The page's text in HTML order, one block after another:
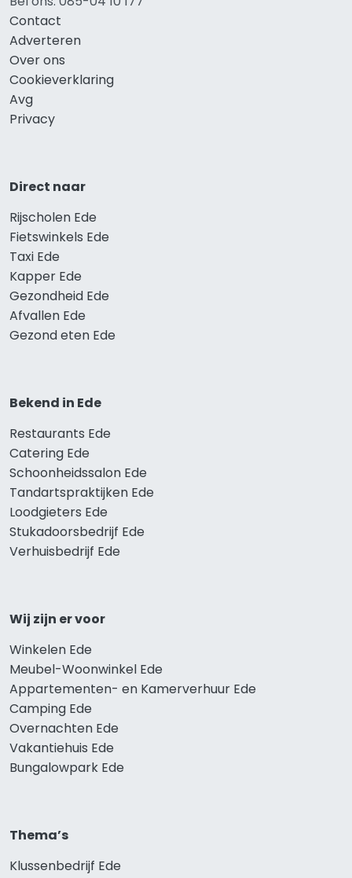
Contact
Adverteren
Over ons
Cookieverklaring
Avg
Privacy
Direct naar
Rijscholen Ede
Fietswinkels Ede
Taxi Ede
Kapper Ede
Gezondheid Ede
Afvallen Ede
Gezond eten Ede
Bekend in Ede
Restaurants Ede
Catering Ede
Schoonheidssalon Ede
Tandartspraktijken Ede
Loodgieters Ede
Stukadoorsbedrijf Ede
Verhuisbedrijf Ede
Wij zijn er voor
Winkelen Ede
Meubel-Woonwinkel Ede
Appartementen- en Kamerverhuur Ede
Camping Ede
Overnachten Ede
Vakantiehuis Ede
Bungalowpark Ede
Thema’s
Klussenbedrijf Ede